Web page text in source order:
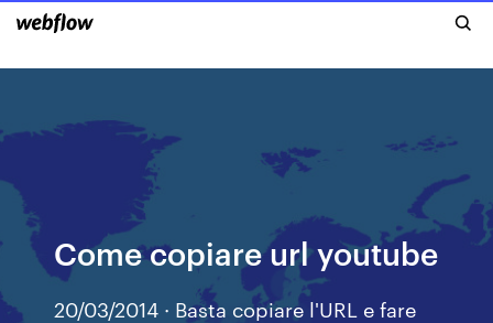
Come copiare url youtube
20/03/2014 · Basta copiare l'URL e fare